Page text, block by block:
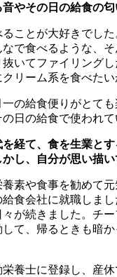
やその日の給食の匂
ることが大好きでし
で食べるような、
いてファイリング
リーム系を食べた
一の給食便りがとて
日の給食で使われ
経て、食を生業と
し、自分が思い描
養素や食事を勧めて
食会社に就職しま
が続きました。チ
て、帰るときも暗か
栄養士に登録し、産